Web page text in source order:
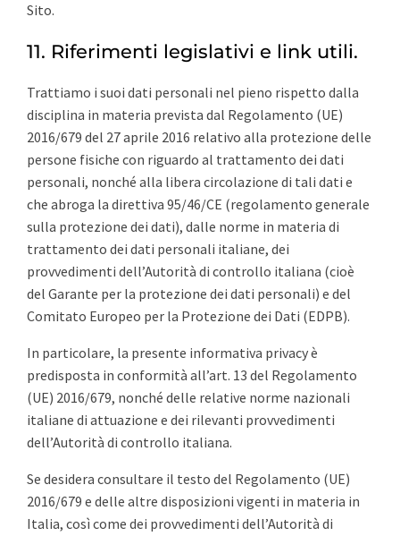
Sito.
11. Riferimenti legislativi e link utili.
Trattiamo i suoi dati personali nel pieno rispetto dalla
disciplina in materia prevista dal Regolamento (UE)
2016/679 del 27 aprile 2016 relativo alla protezione delle
persone fisiche con riguardo al trattamento dei dati
personali, nonché alla libera circolazione di tali dati e
che abroga la direttiva 95/46/CE (regolamento generale
sulla protezione dei dati), dalle norme in materia di
trattamento dei dati personali italiane, dei
provvedimenti dell’Autorità di controllo italiana (cioè
del Garante per la protezione dei dati personali) e del
Comitato Europeo per la Protezione dei Dati (EDPB).
In particolare, la presente informativa privacy è
predisposta in conformità all’art. 13 del Regolamento
(UE) 2016/679, nonché delle relative norme nazionali
italiane di attuazione e dei rilevanti provvedimenti
dell’Autorità di controllo italiana.
Se desidera consultare il testo del Regolamento (UE)
2016/679 e delle altre disposizioni vigenti in materia in
Italia, così come dei provvedimenti dell’Autorità di